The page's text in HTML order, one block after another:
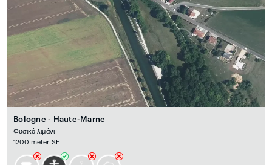
Bologne - Haute-Marne
Φυσικό λιμάνι
1200 meter SE